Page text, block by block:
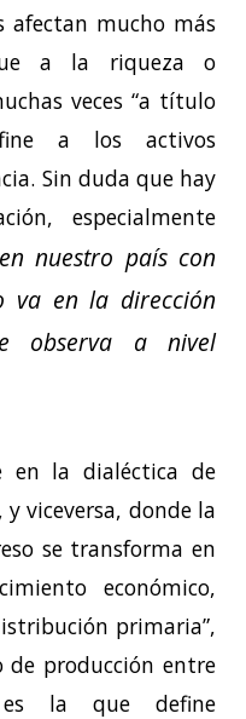
afectan mucho más
a la riqueza o
veces “a título
a los activos
Sin duda que hay
especialmente
nuestro país con
va en la dirección
observa a nivel
en la dialéctica de
viceversa, donde la
se transforma en
económico,
primaria”,
de producción entre
es la que define